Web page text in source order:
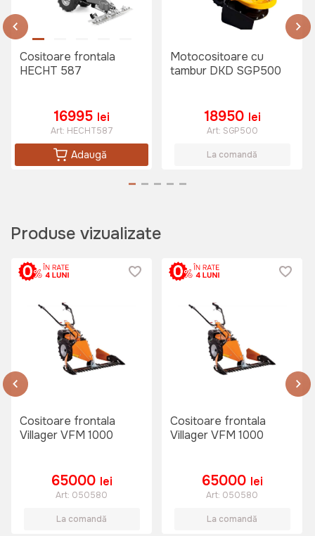
Cositoare frontala
HECHT 587
16995 lei
Art: HECHT587
Adaugă
Motocositoare cu
tambur DKD SGP500
18950 lei
Art: SGP500
La comandă
Produse vizualizate
Cositoare frontala
Villager VFM 1000
65000 lei
Art: 050580
La comandă
Cositoare frontala
Villager VFM 1000
65000 lei
Art: 050580
La comandă